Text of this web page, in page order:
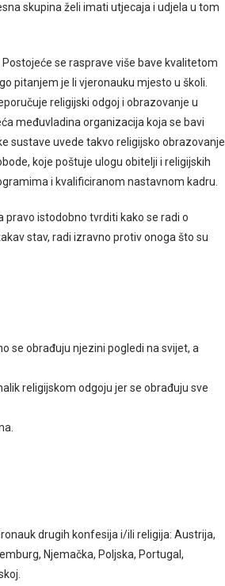
skupina želi imati utjecaja i udjela u tom
se rasprave više bave kvalitetom
pitanjem je li vjeronauku mjesto u školi.
religijski odgoj i obrazovanje u
međuvladina organizacija koja se bavi
sustave uvede takvo religijsko obrazovanje
koje poštuje ulogu obitelji i religijskih
i kvalificiranom nastavnom kadru.
istodobno tvrditi kako se radi o
stav, radi izravno protiv onoga što su
se obrađuju njezini pogledi na svijet, a
religijskom odgoju jer se obrađuju sve
drugih konfesija i/ili religija: Austrija,
Njemačka, Poljska, Portugal,